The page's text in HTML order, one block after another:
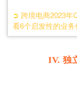
➲ 跨境电商2023年
看6个启发性的业务
IV. 独